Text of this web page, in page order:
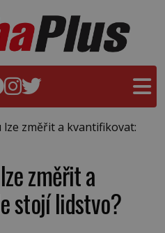
změřit a kvantifikovat:
změřit a
stojí lidstvo?